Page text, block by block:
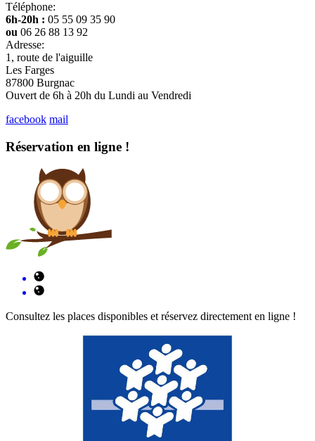
Téléphone:
6h-20h : 05 55 09 35 90
ou 06 26 88 13 92
Adresse:
1, route de l'aiguille
Les Farges
87800 Burgnac
Ouvert de 6h à 20h du Lundi au Vendredi
facebook mail
Réservation en ligne !
Consultez les places disponibles et réservez directement en ligne !